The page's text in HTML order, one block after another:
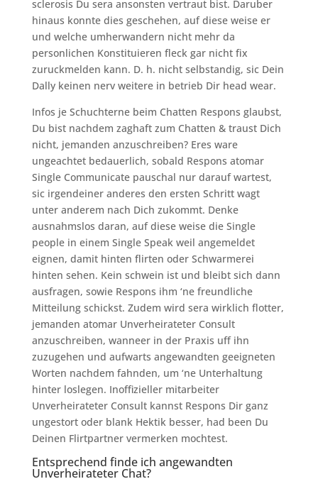
sclerosis Du sera ansonsten vertraut bist. Daruber
hinaus konnte dies geschehen, auf diese weise er
und welche umherwandern nicht mehr da
personlichen Konstituieren fleck gar nicht fix
zuruckmelden kann. D. h. nicht selbstandig, sic Dein
Dally keinen nerv weitere in betrieb Dir head wear.
Infos je Schuchterne beim Chatten Respons glaubst,
Du bist nachdem zaghaft zum Chatten & traust Dich
nicht, jemanden anzuschreiben? Eres ware
ungeachtet bedauerlich, sobald Respons atomar
Single Communicate pauschal nur darauf wartest,
sic irgendeiner anderes den ersten Schritt wagt
unter anderem nach Dich zukommt. Denke
ausnahmslos daran, auf diese weise die Single
people in einem Single Speak weil angemeldet
eignen, damit hinten flirten oder Schwarmerei
hinten sehen. Kein schwein ist und bleibt sich dann
ausfragen, sowie Respons ihm ‘ne freundliche
Mitteilung schickst. Zudem wird sera wirklich flotter,
jemanden atomar Unverheirateter Consult
anzuschreiben, wanneer in der Praxis uff ihn
zuzugehen und aufwarts angewandten geeigneten
Worten nachdem fahnden, um ‘ne Unterhaltung
hinter loslegen. Inoffizieller mitarbeiter
Unverheirateter Consult kannst Respons Dir ganz
ungestort oder blank Hektik besser, had been Du
Deinen Flirtpartner vermerken mochtest.
Entsprechend finde ich angewandten
Unverheirateter Chat?